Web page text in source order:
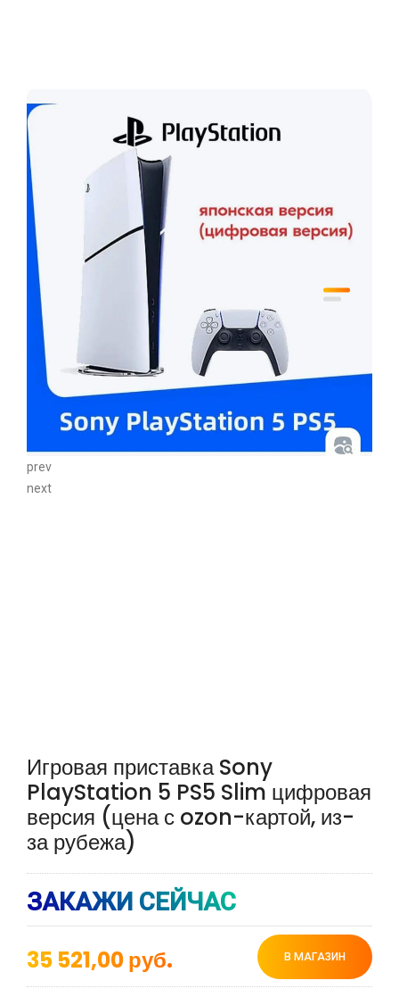
prev
next
Игровая приставка Sony
PlayStation 5 PS5 Slim цифровая
версия (цена с ozon-картой, из-
за рубежа)
ЗАКАЖИ СЕЙЧАС
35 521,00руб. В МАГАЗИН